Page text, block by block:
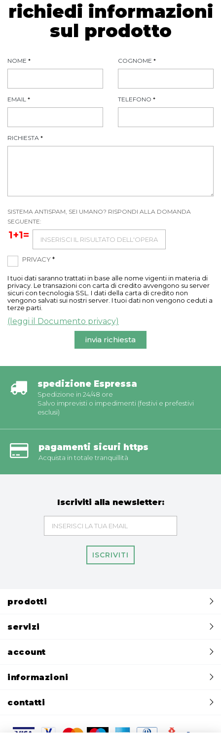
richiedi informazioni
sul prodotto
NOME * COGNOME *
EMAIL * TELEFONO *
RICHIESTA *
SISTEMA ANTISPAM, SEI UMANO? RISPONDI ALLA DOMANDA
SEGUENTE:
1+1=
PRIVACY*
I tuoi dati saranno trattati in base alle nome vigenti in materia di
privacy. Le transazioni con carta di credito avvengono su server
sicuri con tecnologia SSL. I dati della carta di credito non
vengono salvati sui nostri server. I tuoi dati non vengono ceduti a
terze parti.
(leggi il Documento privacy)
invia richiesta
spedizione Espressa
Spedizione in 24/48 ore
Salvo imprevisti o impedimenti (festivi e prefestivi
esclusi)
pagamenti sicuri https
Acquista in totale tranquillità
Iscriviti alla newsletter:
ISCRIVITI
prodotti
servizi
account
informazioni
contatti